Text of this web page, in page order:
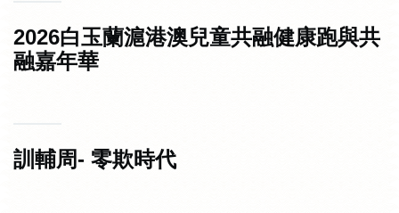
2026白玉蘭滬港澳兒童共融健康跑與共
融嘉年華
訓輔周- 零欺時代